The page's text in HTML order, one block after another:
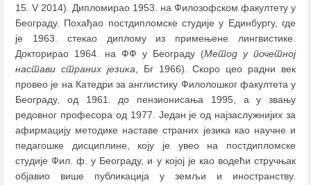
15. V 2014). Дипломирао 1953. на Филозофском факултету у
Београду. Похађао постдипломске студије у Единбургу, где
је 1963. стекао диплому из примењене лингвистике.
Докторирао 1964. на ФФ у Београду (Метод у почетној
настави страних језика, Бг 1966). Скоро цео радни век
провео је на Катедри за англистику Филолошког факултета у
Београду, од 1961. до пензионисања 1995, а у звању
редовног професора од 1977. Један је од најзаслужнијих за
афирмацију методике наставе страних језика као научне и
педагошке дисциплине, коју је увео на постдипломске
студије Фил. ф. у Београду, и у којој је као водећи стручњак
објавио више публикација у земљи и иностранству.